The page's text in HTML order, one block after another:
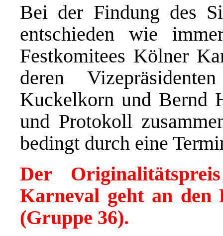
Bei der Findung des
entschieden wie
Festkomitees Kölner
deren
Kuckelkorn und Bernd
und Protokoll
bedingt durch eine
Der
Karneval geht an den
(Gruppe 36).